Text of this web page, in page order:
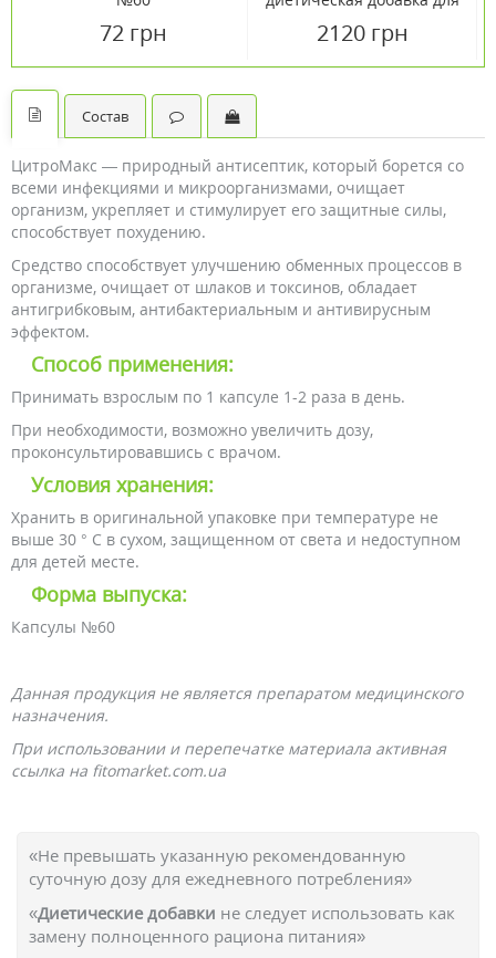
72 грн
Oxford BioLabs капсулы
2120 грн
Состав
ЦитроМакс — природный антисептик, который борется со
всеми инфекциями и микроорганизмами, очищает
организм, укрепляет и стимулирует его защитные силы,
способствует похудению.
Средство способствует улучшению обменных процессов в
организме, очищает от шлаков и токсинов, обладает
антигрибковым, антибактериальным и антивирусным
эффектом.
Способ применения:
Принимать взрослым по 1 капсуле 1-2 раза в день.
При необходимости, возможно увеличить дозу,
проконсультировавшись с врачом.
Условия хранения:
Хранить в оригинальной упаковке при температуре не
выше 30 ° С в сухом, защищенном от света и недоступном
для детей месте.
Форма выпуска:
Капсулы №60
Данная продукция не является препаратом медицинского
назначения.
При использовании и перепечатке материала активная
ссылка на fitomarket.com.ua
«Не превышать указанную рекомендованную
суточную дозу для ежедневного потребления»
«Диетические добавки не следует использовать как
замену полноценного рациона питания»